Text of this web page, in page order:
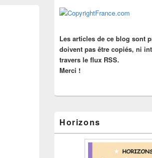
barre
latérale
Les articles de ce blog sont
doivent pas être copiés, ni
travers le flux RSS.
Merci !
Horizons